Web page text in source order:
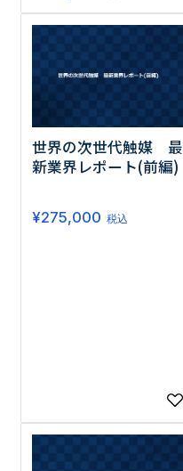
世界の次世代触媒 最
新業界レポート(前編)
¥275,000 税込